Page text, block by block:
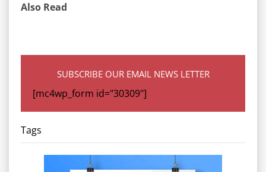
Also Read
SUBSCRIBE OUR EMAIL NEWS LETTER
[mc4wp_form id="30309"]
Tags